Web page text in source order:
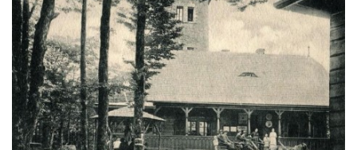
OSTATNÍ
ODKAZY
O NÁS